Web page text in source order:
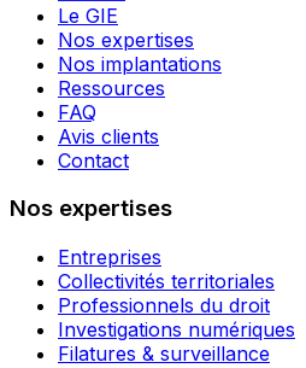
Le GIE
Nos expertises
Nos implantations
Ressources
FAQ
Avis clients
Contact
Nos expertises
Entreprises
Collectivités territoriales
Professionnels du droit
Investigations numériques
Filatures & surveillance